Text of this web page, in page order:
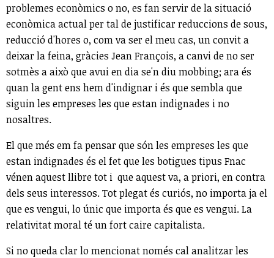
problemes econòmics o no, es fan servir de la situació
econòmica actual per tal de justificar reduccions de sous,
reducció d'hores o, com va ser el meu cas, un convit a
deixar la feina, gràcies Jean François, a canvi de no ser
sotmès a això que avui en dia se'n diu mobbing; ara és
quan la gent ens hem d'indignar i és que sembla que
siguin les empreses les que estan indignades i no
nosaltres.
El que més em fa pensar que són les empreses les que
estan indignades és el fet que les botigues tipus Fnac
vénen aquest llibre tot i que aquest va, a priori, en contra
dels seus interessos. Tot plegat és curiós, no importa ja el
que es vengui, lo únic que importa és que es vengui. La
relativitat moral té un fort caire capitalista.
Si no queda clar lo mencionat només cal analitzar les